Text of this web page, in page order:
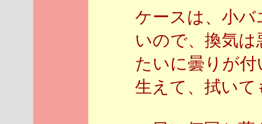
ケースは、小
いので、換気
たいに曇りが
生えて、拭い